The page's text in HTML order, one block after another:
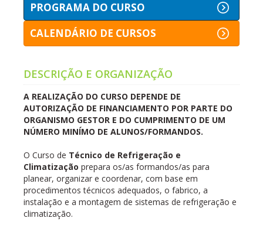
PROGRAMA DO CURSO
CALENDÁRIO DE CURSOS
DESCRIÇÃO E ORGANIZAÇÃO
A REALIZAÇÃO DO CURSO DEPENDE DE
AUTORIZAÇÃO DE FINANCIAMENTO POR PARTE DO
ORGANISMO GESTOR E DO CUMPRIMENTO DE UM
NÚMERO MINÍMO DE ALUNOS/FORMANDOS.
O Curso de Técnico de Refrigeração e
Climatização prepara os/as formandos/as para
planear, organizar e coordenar, com base em
procedimentos técnicos adequados, o fabrico, a
instalação e a montagem de sistemas de refrigeração e
climatização.